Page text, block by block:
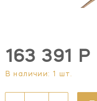
163 391 Р
В наличии: 1 шт.